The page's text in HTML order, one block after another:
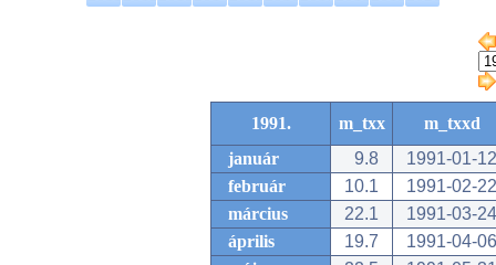
1991. m_txx
m_txxd
január
9.8
1991-01-12
február
10.1
1991-02-22
március
22.1
1991-03-24
április
19.7
1991-04-06